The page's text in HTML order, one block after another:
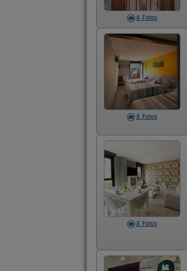
8 Fotos
8 Fotos
8 Fotos